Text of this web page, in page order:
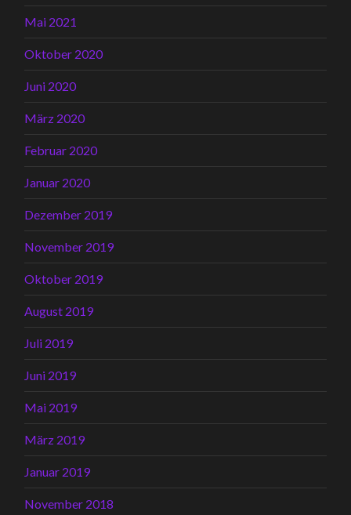
Mai 2021
Oktober 2020
Juni 2020
März 2020
Februar 2020
Januar 2020
Dezember 2019
November 2019
Oktober 2019
August 2019
Juli 2019
Juni 2019
Mai 2019
März 2019
Januar 2019
November 2018